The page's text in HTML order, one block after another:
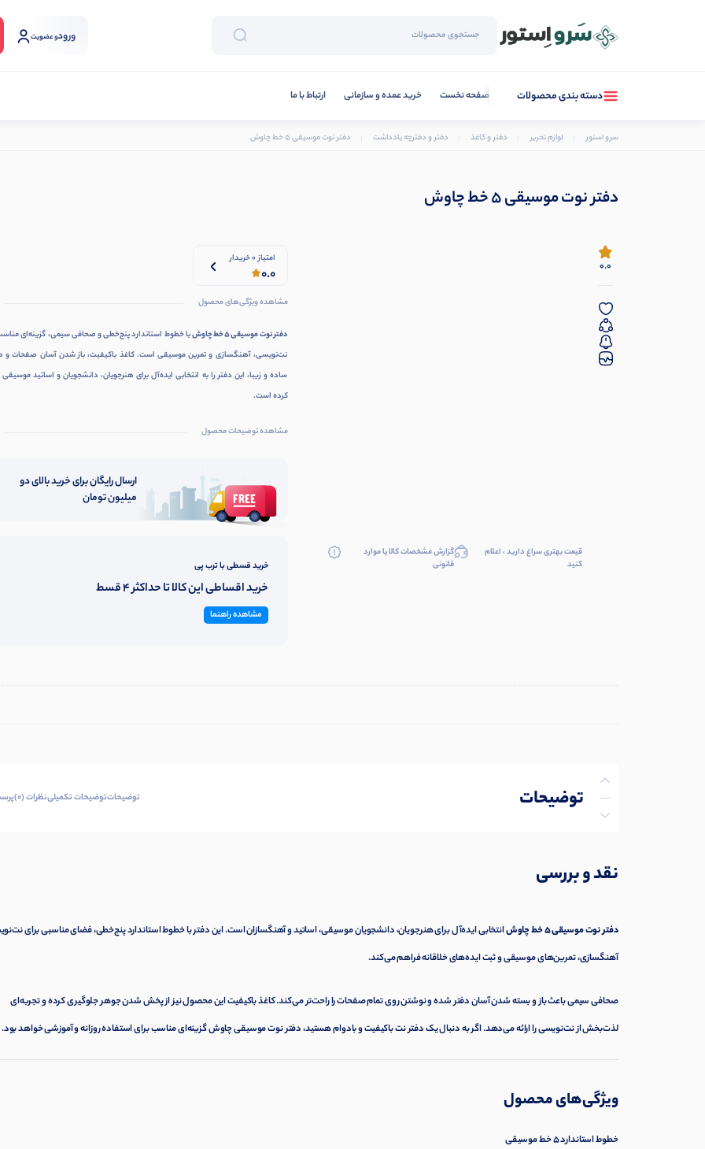
ورودو عضویت
دسته بندی محصولات صفحه نخست خرید عمده و سازمانی ارتباط با ما
سرو استور لوازم تحریر دفتر و کاغذ دفتر و دفترچه یادداشت دفتر نوت موسیقی ۵ خط چاوش
دفتر نوت موسیقی ۵ خط چاوش
0.0
قیمت بهتری سراغ دارید ، اعلام
کنید
گزارش مشخصات کالا یا موارد
قانونی
امتیاز 0 خریدار
0.0
مشاهده ویژگی‌های محصول
دفتر نوت موسیقی ۵ خط چاوش
با خطوط استاندارد پنج‌خطی و صحافی سیمی، گزینه‌ای
نت‌نویسی، آهنگسازی و تمرین موسیقی است. کاغذ باکیفیت، باز شدن آسان صفحات و
ساده و زیبا، این دفتر را به انتخابی ایده‌آل برای هنرجویان، دانشجویان و اساتید موسیقی
کرده است.
مشاهده توضیحات محصول
ارسال رایگان برای خرید بالای دو
میلیون تومان
خرید قسطی با ترب پی
خرید اقساطی این کالا تا حداکثر 4 قسط
مشاهده راهنما
توضیحات
نظرات (0)
پرسش‌ها
توضیحاتتوضیحات تکمیلینظرات (0)
نقد و بررسی
دفتر نوت موسیقی ۵ خط چاوش
انتخابی ایده‌آل برای هنرجویان، دانشجویان موسیقی، اساتید و آهنگسازان است. این دفتر با خطوط استاندارد پنج‌خطی، فضای مناسبی برای
آهنگسازی، تمرین‌های موسیقی و ثبت ایده‌های خلاقانه فراهم می‌کند.
صحافی سیمی باعث باز و بسته شدن آسان دفتر شده و نوشتن روی تمام صفحات را راحت‌تر می‌کند. کاغذ باکیفیت این محصول نیز از پخش شدن جوهر جلوگیری کرده و تجربه‌ای
لذت‌بخش از نت‌نویسی را ارائه می‌دهد. اگر به دنبال یک دفتر نت باکیفیت و بادوام هستید، دفتر نوت موسیقی چاوش گزینه‌ای مناسب برای استفاده روزانه و آموزشی خواهد بود.
ویژگی‌های محصول
خطوط استاندارد ۵ خط موسیقی